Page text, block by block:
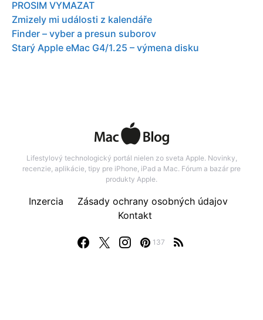
PROSIM VYMAZAT
Zmizely mi události z kalendáře
Finder – vyber a presun suborov
Starý Apple eMac G4/1.25 – výmena disku
Lifestylový technologický portál nielen zo sveta Apple. Novinky,
recenzie, aplikácie, tipy pre iPhone, iPad a Mac. Fórum a bazár pre
produkty Apple.
137
Inzercia
Zásady ochrany osobných údajov
Kontakt